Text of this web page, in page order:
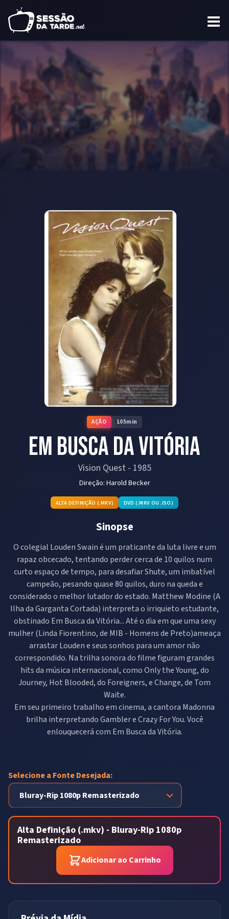
AÇÃO 105min
Em Busca da Vitória
Vision Quest - 1985
Direção:Harold Becker
ALTA DEFINIÇÃO (.MKV) DVD (.MKV OU .ISO)
Sinopse
O colegial Louden Swain é um praticante da luta livre e um
rapaz obcecado, tentando perder cerca de 10 quilos num
curto espaço de tempo, para desafiar Shute, um imbatível
campeão, pesando quase 80 quilos, duro na queda e
considerado o melhor lutador do estado. Matthew Modine (A
Ilha da Garganta Cortada) interpreta o irriquieto estudante,
obstinado Em Busca da Vitória... Até o dia em que uma sexy
mulher (Linda Fiorentino, de MIB - Homens de Preto)ameaça
arrastar Louden e seus sonhos para um amor não
correspondido. Na trilha sonora do filme figuram grandes
hits da música internacional, como Only the Young, do
Journey, Hot Blooded, do Foreigners, e Change, de Tom
Waite.
Em seu primeiro trabalho em cinema, a cantora Madonna
brilha interpretando Gambler e Crazy For You. Você
enlouquecerá com Em Busca da Vitória.
Selecione a Fonte Desejada:
Alta Definição (.mkv) - Bluray-Rip 1080p
Remasterizado
Adicionar ao Carrinho